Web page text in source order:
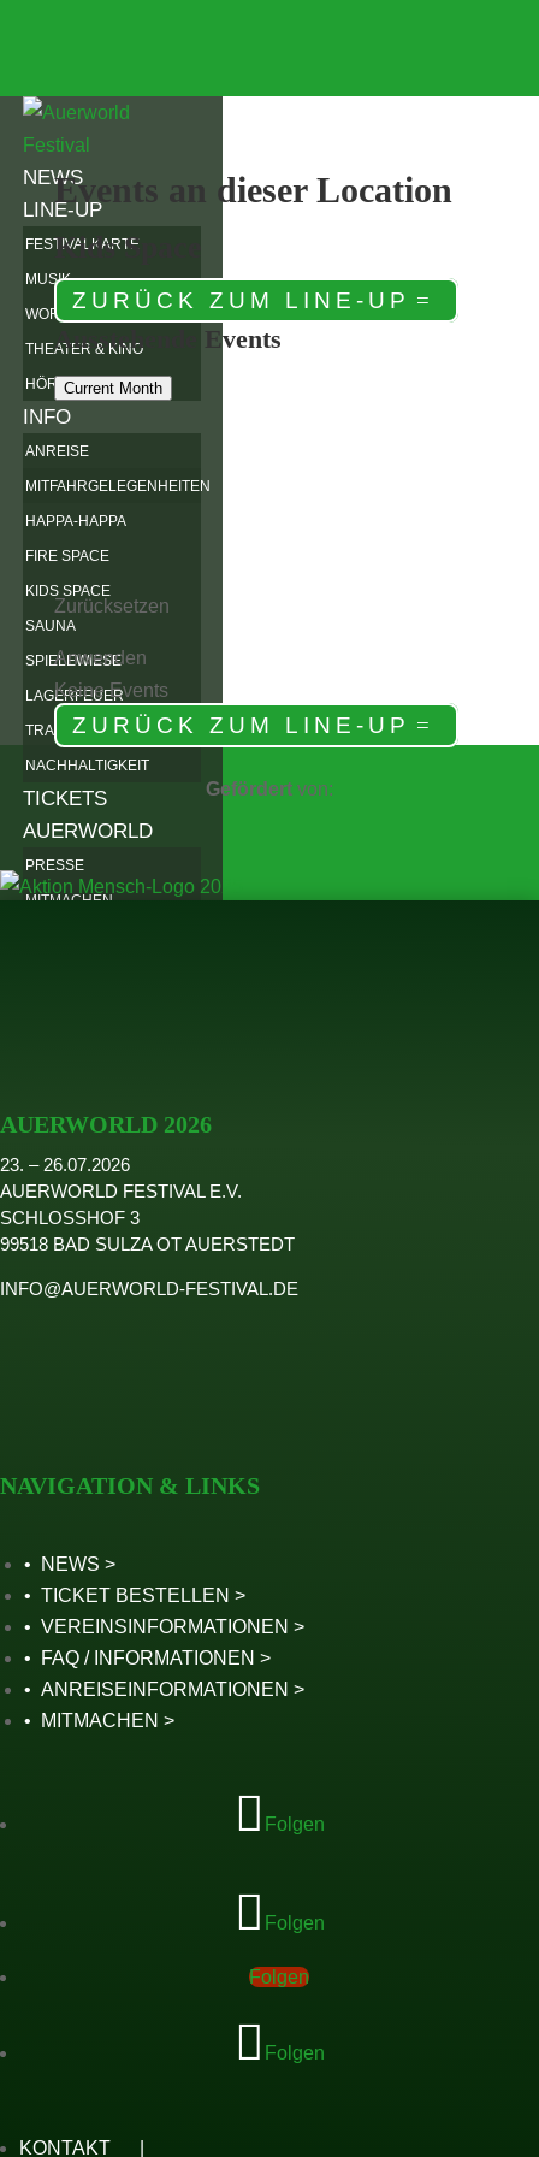
NEWS
LINE-UP
FESTIVALKARTE
MUSIK
WORKSHOPS
THEATER & KINO
HÖRSPIELWIESE
INFO
ANREISE
MITFAHRGELEGENHEITEN
HAPPA-HAPPA
FIRE SPACE
KIDS SPACE
SAUNA
SPIELEWIESE
LAGERFEUER
TRAUMTAUSCHBAUM
NACHHALTIGKEIT
TICKETS
AUERWORLD
PRESSE
MITMACHEN
Seite wählen
Events an dieser Location
Kids Space
ZURÜCK ZUM LINE-UP
Ausstehende Events
Current Month
Zurücksetzen
Anwenden
Keine Events
ZURÜCK ZUM LINE-UP
Gefördert von:
AUERWORLD 2026
23. – 26.07.2026
AUERWORLD FESTIVAL E.V.
SCHLOSSHOF 3
99518 BAD SULZA OT AUERSTEDT
INFO@AUERWORLD-FESTIVAL.DE
NAVIGATION & LINKS
NEWS
TICKET BESTELLEN
VEREINSINFORMATIONEN
FAQ / INFORMATIONEN
ANREISEINFORMATIONEN
MITMACHEN
Folgen
Folgen
Folgen
Folgen
KONTAKT